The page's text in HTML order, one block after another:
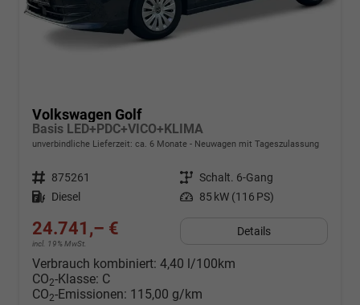
Volkswagen Golf
Basis LED+PDC+VICO+KLIMA
unverbindliche Lieferzeit: ca. 6 Monate Neuwagen mit Tageszulassung
Fahrzeugnr. 875261 Getriebe Schalt. 6-Gang
Kraftstoff Diesel Leistung 85 kW (116 PS)
24.741,– €
incl. 19% MwSt.
Details
Verbrauch kombiniert: 4,40 l/100km
CO2-Klasse: C
CO2-Emissionen: 115,00 g/km